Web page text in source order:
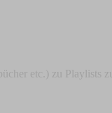
etc.) zu Playlists